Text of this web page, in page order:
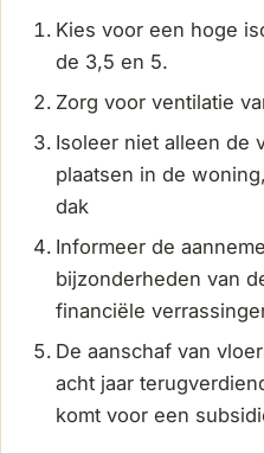
Kies voor een hoge
de 3,5 en 5.
Zorg voor ventilatie
Isoleer niet alleen de
plaatsen in de
dak
Informeer de
bijzonderheden van
financiële
De aanschaf van
acht jaar
komt voor een